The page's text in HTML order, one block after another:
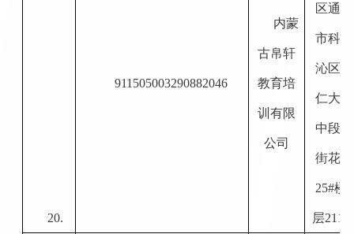
20.
911505003290882046
内蒙
古帛轩
教育培
训有限
公司
区通辽
市科尔
沁区明
仁大街
中段金
街花园
25#楼1
层211